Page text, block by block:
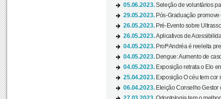
05.06.2023.Seleção de voluntários
29.05.2023. Pós-Graduação
26.05.2023. Pré-Evento sobre
26.05.2023.Aplicativos de
04.05.2023. Profª Andréa é reeleita
04.05.2023. Dengue: Aumento de
04.05.2023. Exposição retrata o Elo
25.04.2023. Exposição O céu tem cor
06.04.2023. Eleição Conselho Gestor